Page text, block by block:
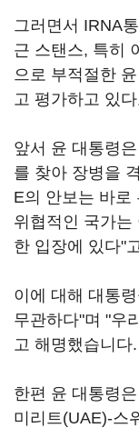
그러면서 IRNA
근 스탠스, 특히
으로 부적절한
고 평가하고 있
앞서 윤 대통령
를 찾아 장병을
E의 안보는 바로
위협적인 국가는
한 입장에 있다"
이에 대해 대통
무관하다"며 "우
고 해명했습니다.
한편 윤 대통령
미리트(UAE)-스